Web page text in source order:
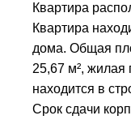
Квартира
Квартира
дома. Общая
25,67 м², жилая
находится в
Срок сдачи